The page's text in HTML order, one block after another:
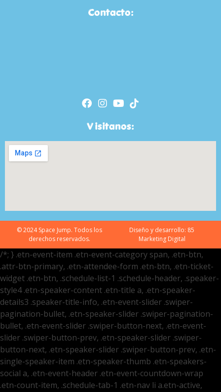
Contacto:
Visitanos:
© 2024 Space Jump. Todos los
derechos reservados.
Diseño y desarrollo: 85
Marketing Digital
/*; } .etn-event-item .etn-event-category span, .etn-btn,
.attr-btn-primary, .etn-attendee-form .etn-btn, .etn-ticket-
widget .etn-btn, .schedule-list-1 .schedule-header, .speaker-
style4 .etn-speaker-content .etn-title a, .etn-speaker-
details3 .speaker-title-info, .etn-event-slider .swiper-
pagination-bullet, .etn-speaker-slider .swiper-pagination-
bullet, .etn-event-slider .swiper-button-next, .etn-event-
slider .swiper-button-prev, .etn-speaker-slider .swiper-
button-next, .etn-speaker-slider .swiper-button-prev, .etn-
single-speaker-item .etn-speaker-thumb .etn-speakers-
social a, .etn-event-header .etn-event-countdown-wrap
.etn-count-item, .schedule-tab-1 .etn-nav li a.etn-active,